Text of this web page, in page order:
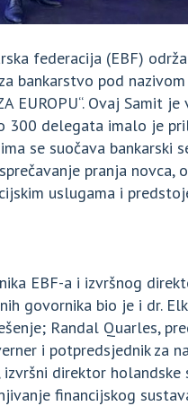
federacija (EBF)
bankarstvo pod nazivom
EUROPU“. Ovaj Samit
300 delegata imalo je
se suočava bankarski
pranja novca,
uslugama i
EBF-a i izvršnog
govornika bio je i dr.
Randal Quarles,
i potpredsjednik za
izvršni direktor
financijskog